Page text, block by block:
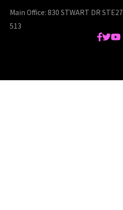
Main Office: 830 STWART DR
513